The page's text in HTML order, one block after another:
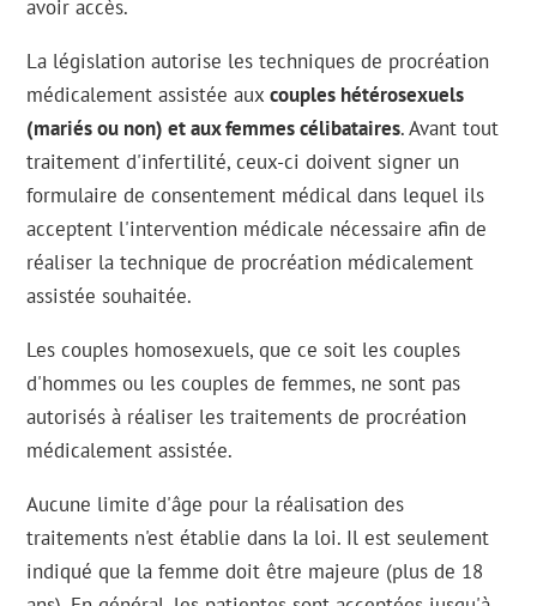
avoir accès.
La législation autorise les techniques de procréation
médicalement assistée auxcouples hétérosexuels
(mariés ou non) et aux femmes célibataires. Avant tout
traitement d'infertilité, ceux-ci doivent signer un
formulaire de consentement médical dans lequel ils
acceptent l'intervention médicale nécessaire afin de
réaliser la technique de procréation médicalement
assistée souhaitée.
Les couples homosexuels, que ce soit les couples
d'hommes ou les couples de femmes, ne sont pas
autorisés à réaliser les traitements de procréation
médicalement assistée.
Aucune limite d'âge pour la réalisation des
traitements n'est établie dans la loi. Il est seulement
indiqué que la femme doit être majeure (plus de 18